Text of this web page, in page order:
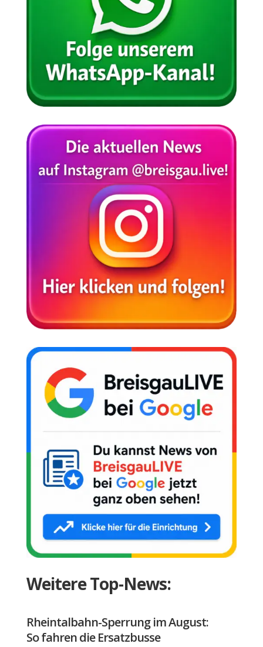
Weitere Top-News:
Rheintalbahn-Sperrung im August:
So fahren die Ersatzbusse